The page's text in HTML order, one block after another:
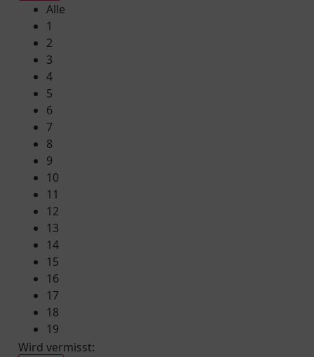
Alle
1
2
3
4
5
6
7
8
9
10
11
12
13
14
15
16
17
18
19
Wird vermisst: